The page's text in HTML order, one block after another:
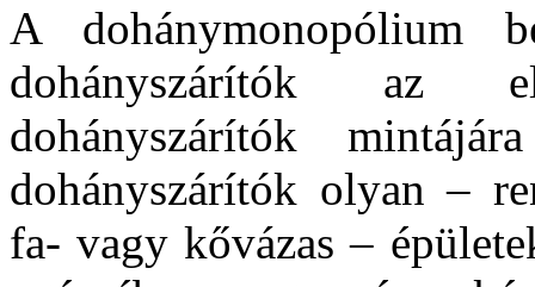
A dohánymonopólium
dohányszárítók az
dohányszárítók
dohányszárítók olyan –
fa- vagy kővázas –